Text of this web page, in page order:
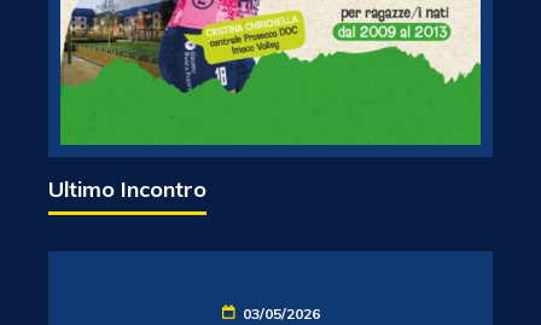
Ultimo Incontro
03/05/2026